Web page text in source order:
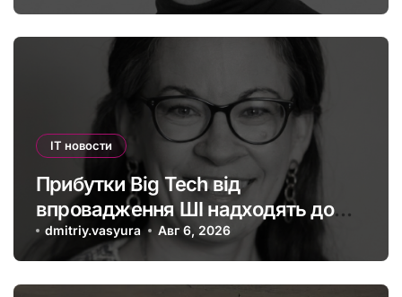
IT новости
Прибутки Big Tech від
впровадження ШІ надходять до
офшорів: як змінити глобальну
податкову систему
dmitriy.vasyura Авг 6, 2026